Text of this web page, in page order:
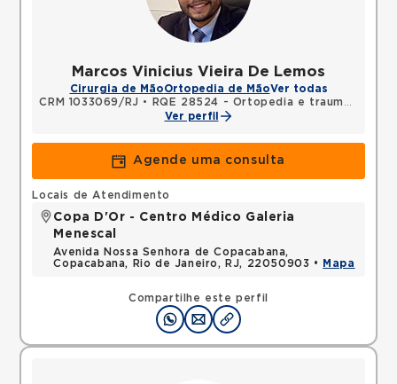
Marcos Vinicius Vieira De Lemos
Cirurgia de MãoOrtopedia de MãoVer todas
CRM 1033069/RJ • RQE 28524 - Ortopedia e traumatologia
Ver perfil
Agende uma consulta
Compartilhe este perfil
Locais de Atendimento
Copa D'Or - Centro Médico Galeria
Menescal
Avenida Nossa Senhora de Copacabana,
Copacabana, Rio de Janeiro, RJ, 22050903 •
Mapa